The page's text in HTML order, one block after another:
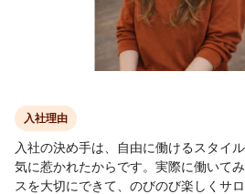
入社理由
入社の決め手は、自由に働けるスタイ
気に惹かれたからです。実際に働いて
スを大切にできて、のびのび楽しくサ